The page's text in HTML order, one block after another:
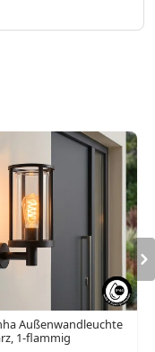
Außenwandleuchte
1-flammig